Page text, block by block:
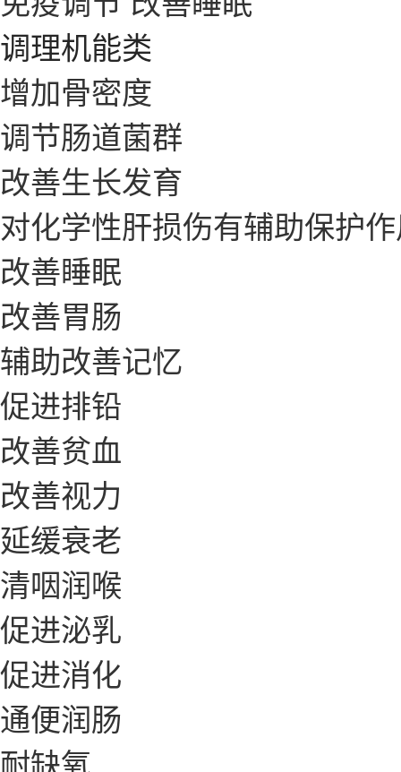
调理机能类
增加骨密度
调节肠道菌群
改善生长发育
对化学性肝损伤有辅助保护
改善睡眠
改善胃肠
辅助改善记忆
促进排铅
改善贫血
改善视力
延缓衰老
清咽润喉
促进泌乳
促进消化
通便润肠
耐缺氧